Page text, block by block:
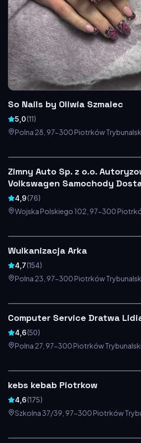
So Nails by Oliwia Szmalec
5,0(11)
Polna 28, 97-300 Piotrków
Zimny Auto Sp. z o.o.
Volkswagen Samochody
4,9(76)
Wojska Polskiego 102, 97-300
Wulkanizacja Arka
4,7(154)
Polna 23, 97-300 Piotrków
Computer Service Dratwa
4,6(50)
Polna 27, 97-300 Piotrków
kebs kebab Piotrkow
4,6(175)
Szkolna 37/39, 97-300 Piotrków